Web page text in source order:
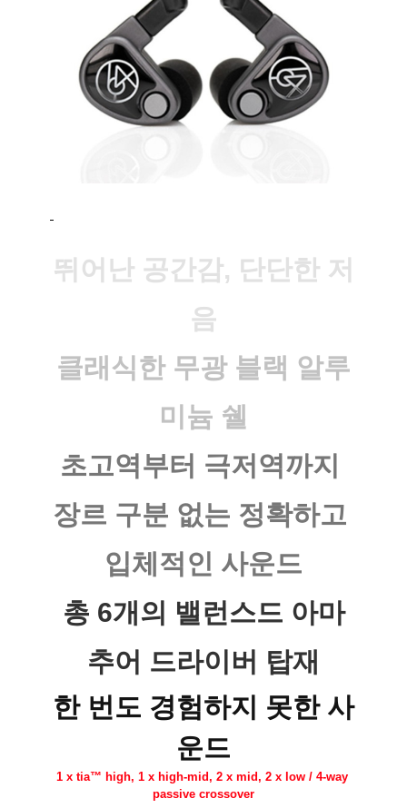
뛰어난 공간감, 단단한 저
음
클래식한 무광 블랙 알루
미늄 쉘
초고역부터 극저역까지
장르 구분 없는 정확하고
입체적인 사운드
총 6개의 밸런스드 아마
추어 드라이버 탑재
한 번도 경험하지 못한 사
운드
1 x tia™ high, 1 x high-mid, 2 x mid, 2 x low / 4-way
passive crossover